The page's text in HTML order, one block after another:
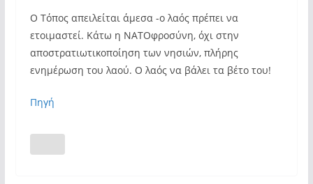
Ο Τόπος απειλείται άμεσα -ο λαός πρέπει να
ετοιμαστεί. Κάτω η ΝΑΤΟφροσύνη, όχι στην
αποστρατιωτικοποίηση των νησιών, πλήρης
ενημέρωση του λαού. Ο λαός να βάλει τα βέτο του!
Πηγή